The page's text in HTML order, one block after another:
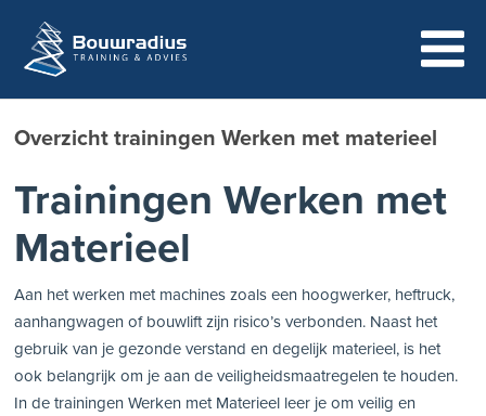
Overzicht trainingen Werken met materieel
Trainingen Werken met
Materieel
Aan het werken met machines zoals een hoogwerker, heftruck,
aanhangwagen of bouwlift zijn risico’s verbonden. Naast het
gebruik van je gezonde verstand en degelijk materieel, is het
ook belangrijk om je aan de veiligheidsmaatregelen te houden.
In de trainingen Werken met Materieel leer je om veilig en